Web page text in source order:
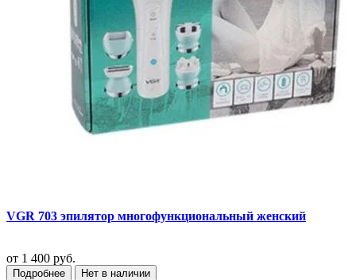
VGR 703 эпилятор многофункциональный женский
от 1 400 руб.
Подробнее
Нет в наличии